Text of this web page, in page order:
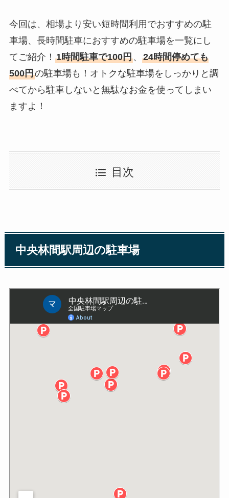
今回は、相場より安い短時間利用でおすすめの駐
車場、長時間駐車におすすめの駐車場を一覧にし
てご紹介！ 1時間駐車で100円、 24時間停めても
500円の駐車場も！オトクな駐車場をしっかりと調
べてから駐車しないと無駄なお金を使ってしまい
ますよ！
目次
中央林間駅周辺の駐車場